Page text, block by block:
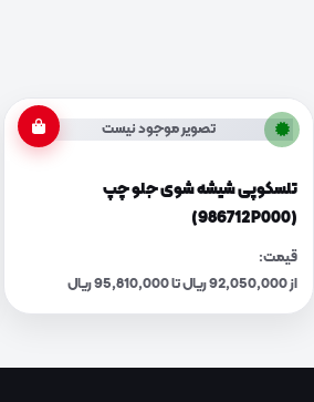
تصویر موجود نیست
تلسکوپی شیشه شوی جلو چپ
(986712P000)
قیمت:
از 92,050,000 ریال تا 95,810,000 ریال